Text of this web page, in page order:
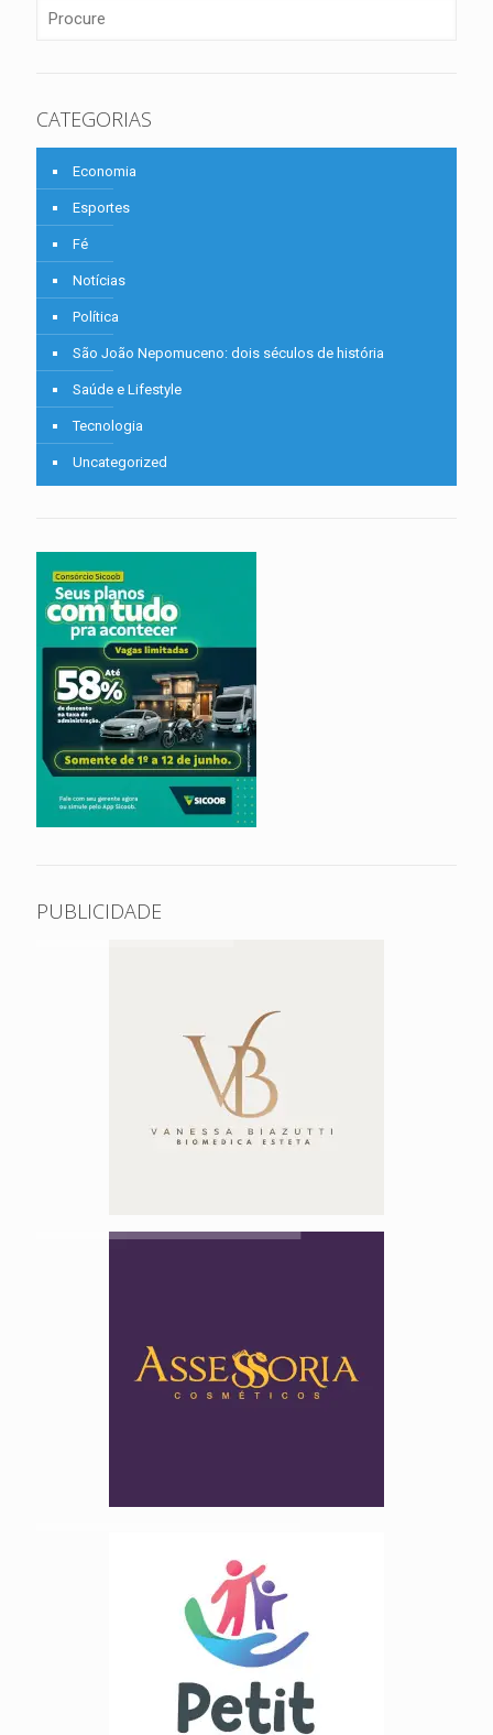
CATEGORIAS
Economia
Esportes
Fé
Notícias
Política
São João Nepomuceno: dois séculos de história
Saúde e Lifestyle
Tecnologia
Uncategorized
PUBLICIDADE